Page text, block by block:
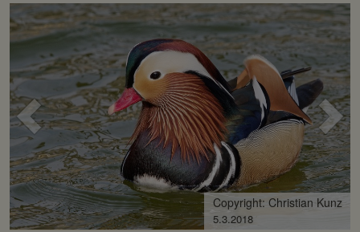
Voriges
Bild Bild
Copyright: Christian Kunz
5.3.2018